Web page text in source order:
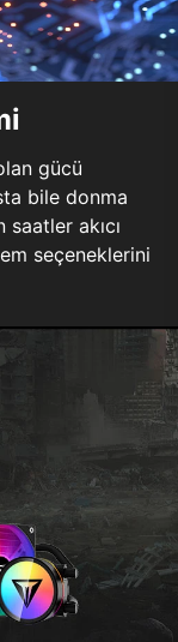
gücü
bile donma
akıcı
seçeneklerini